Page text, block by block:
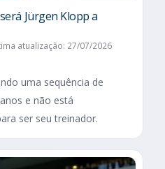
Jürgen Klopp a
atualização: 27/07/2026
uma sequência de
e não está
ser seu treinador.